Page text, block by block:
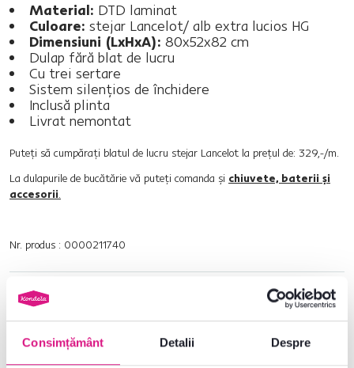
Consimțământ Detalii Despre
Material: DTD laminat
Culoare: stejar Lancelot/ alb extra lucios HG
Dimensiuni (LxHxA): 80x52x82 cm
Dulap fără blat de lucru
Cu trei sertare
Sistem silenţios de închidere
Inclusă plinta
Livrat nemontat
Puteţi să cumpăraţi blatul de lucru stejar Lancelot la preţul de: 329,-/m.
La dulapurile de bucătărie vă puteţi comanda şi chiuvete, baterii şi
accesorii.
Nr. produs : 0000211740
Parametri de bază
Dimensiuni și specificații